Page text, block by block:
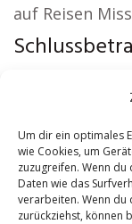
Um dir ein optimales
wie Cookies, um
zuzugreifen. Wenn
Daten wie das
verarbeiten. Wenn
zurückziehst, können
auf Reisen
Kirche
|
Bückeburg|
Contents [